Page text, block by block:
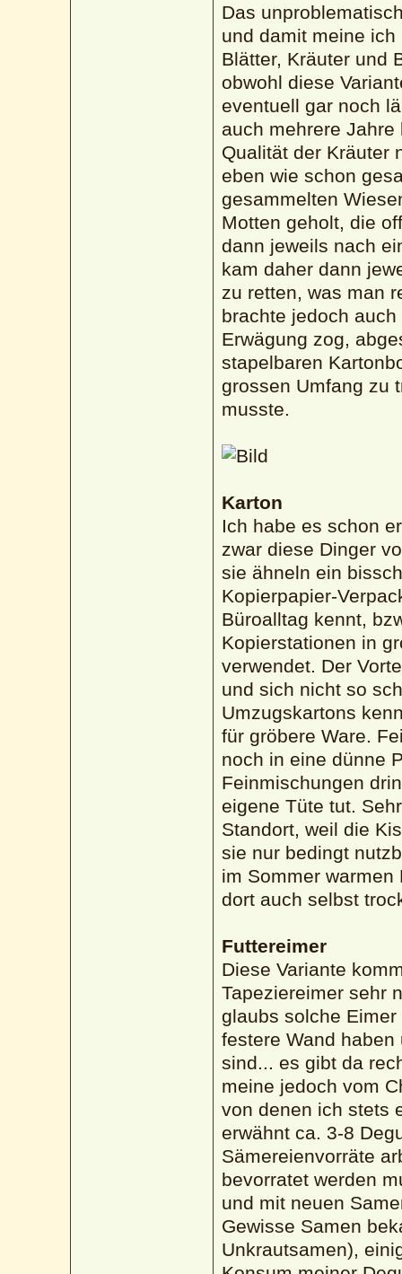
Das
und damit meine
Blätter, Kräuter und
obwohl diese
eventuell gar noch
auch mehrere
Qualität der Kräuter
eben wie schon
gesammelten
Motten geholt, die
dann jeweils nach
kam daher dann
zu retten, was man
brachte jedoch
Erwägung zog,
stapelbaren
grossen Umfang zu
musste.
Karton
Ich habe es schon
zwar diese Dinger
sie ähneln ein
Kopierpapier-
Büroalltag kennt,
Kopierstationen in
verwendet. Der
und sich nicht so
Umzugskartons
für gröbere Ware.
noch in eine dünne
Feinmischungen
eigene Tüte tut.
Standort, weil die
sie nur bedingt
im Sommer
dort auch selbst
Futtereimer
Diese Variante
Tapeziereimer sehr
glaubs solche
festere Wand
sind... es gibt da
meine jedoch vom
von denen ich stets
erwähnt ca. 3-8
Sämereienvorräte
bevorratet werden
und mit neuen
Gewisse Samen
Unkrautsamen),